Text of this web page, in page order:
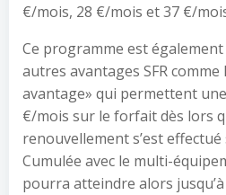
€/mois, 28 €/mois et 37 €/
Ce programme est
autres avantages SFR comme
avantage» qui permettent
€/mois sur le forfait dès lors
renouvellement s’est
Cumulée avec le multi-
pourra atteindre alors